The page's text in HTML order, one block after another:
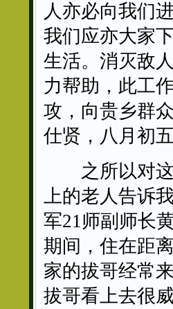
人亦必向我们
我们应亦大家
生活。消灭敌
力帮助，此工
攻，向贵乡群
仕贤，八月初
之所以对这
上的老人告诉
军21师副师长
期间，住在距
家的拔哥经常
拔哥看上去很